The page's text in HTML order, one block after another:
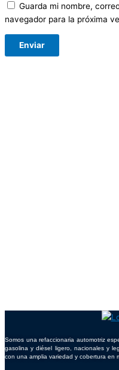
Guarda mi nombre,
navegador para la próxima
Somos una refaccionaria automotriz
gasolina y diésel ligero, nacionales y
con una amplia variedad y cobertura en